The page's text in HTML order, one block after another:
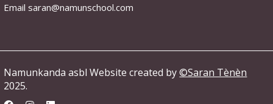
Email saran@namunschool.com
Namunkanda asbl Website created by©Saran Tènèn
2025.